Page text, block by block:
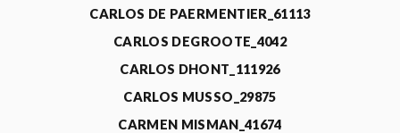
CARLOS DE PAERMENTIER_61113
CARLOS DEGROOTE_4042
CARLOS DHONT_111926
CARLOS MUSSO_29875
CARMEN MISMAN_41674